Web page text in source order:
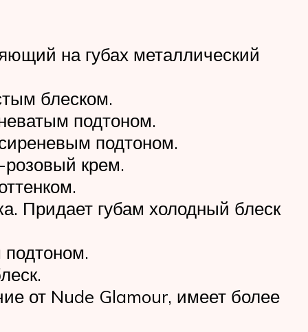
на губах металлический
блеском.
подтоном.
подтоном.
крем.
Придает губам холодный блеск
от Nude Glamour, имеет более